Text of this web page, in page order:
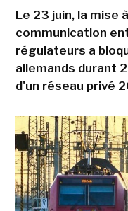
Le 23 juin, la mise
communication
régulateurs a
allemands durant
d'un réseau privé